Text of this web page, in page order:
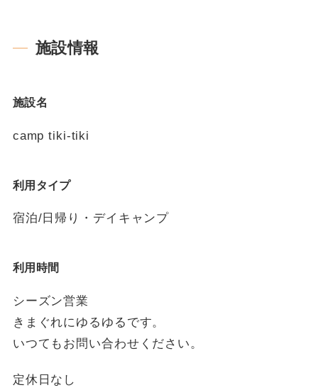
施設情報
施設名
camp tiki-tiki
利用タイプ
宿泊/日帰り・デイキャンプ
利用時間
シーズン営業
きまぐれにゆるゆるです。
いつてもお問い合わせください。
定休日なし